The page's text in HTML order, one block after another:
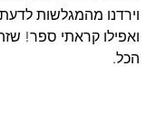
ואפילו קראתי ספר!
הכל.